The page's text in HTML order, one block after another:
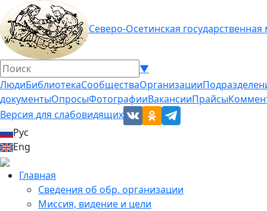
Северо-Осетинская
▼
ЛюдиБиблиотекаСообществаОрганизации
документыОпросыФотографииВакансииПрайсы
Версия для слабовидящих
Рус
Eng
Главная
Сведения об обр. организации
Миссия, видение и цели